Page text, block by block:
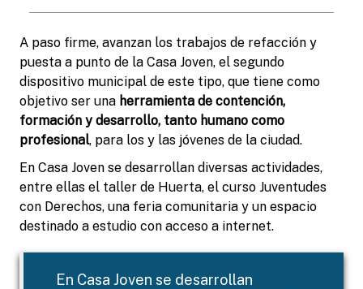
A paso firme, avanzan los trabajos de refacción y
puesta a punto de la Casa Joven, el segundo
dispositivo municipal de este tipo, que tiene como
objetivo ser una herramienta de contención,
formación y desarrollo, tanto humano como
profesional, para los y las jóvenes de la ciudad.
En Casa Joven se desarrollan diversas actividades,
entre ellas el taller de Huerta, el curso Juventudes
con Derechos, una feria comunitaria y un espacio
destinado a estudio con acceso a internet.
En Casa Joven se desarrollan